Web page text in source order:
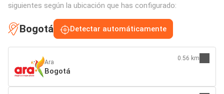
siguientes según la ubicación que has configurado:
Bogotá Detectar automáticamente
Ara
Bogotá
0.56 km